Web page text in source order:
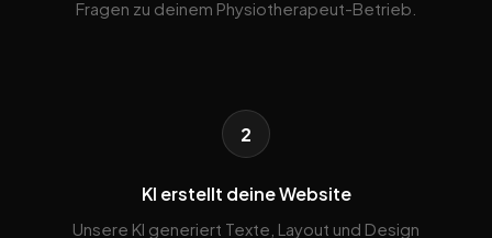
Fragen zu deinem Physiotherapeut-Betrieb.
2
KI erstellt deine Website
Unsere KI generiert Texte, Layout und Design